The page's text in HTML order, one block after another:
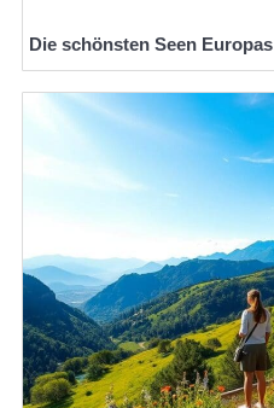
Die schönsten Seen Europas